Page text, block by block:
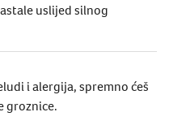
uslijed silnog
i alergija, spremno ćeš
groznice.